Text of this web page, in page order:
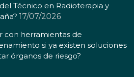
Técnico en Radioterapia y
17/07/2026
con herramientas de
si ya existen soluciones
órganos de riesgo?